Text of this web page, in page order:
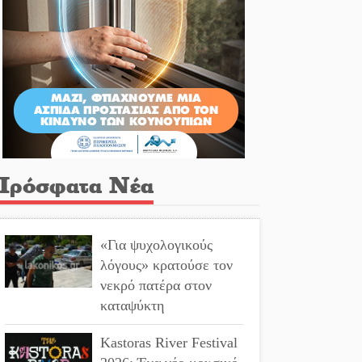
Νέα
«Για ψυχολογικούς
λόγους» κρατούσε τον
νεκρό πατέρα στον
καταψύκτη
Kastoras River Festival